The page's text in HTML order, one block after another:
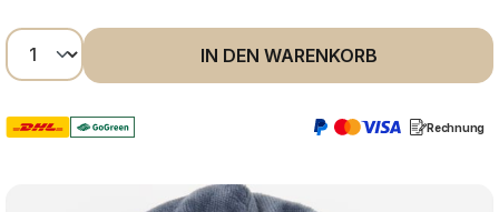
Produkt Anzahl: Gib den gewünschten
IN DEN WARENKORB
Rechnung